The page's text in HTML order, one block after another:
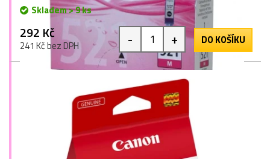
Skladem > 9 ks
292 Kč
241 Kč bez DPH - + DO KOŠÍKU